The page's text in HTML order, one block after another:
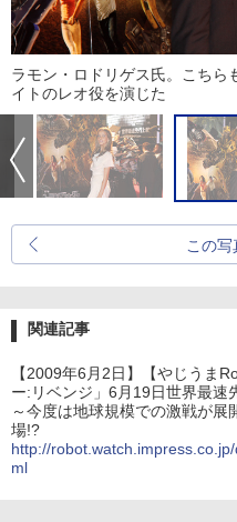
ラモン・ロドリゲス氏。こちら
イトのレオ役を演じた
この
関連記事
【2009年6月2日】【やじうま
ー:リベンジ」6月19日世界最速
～今度は地球規模での激戦が
場!?
http://
ml